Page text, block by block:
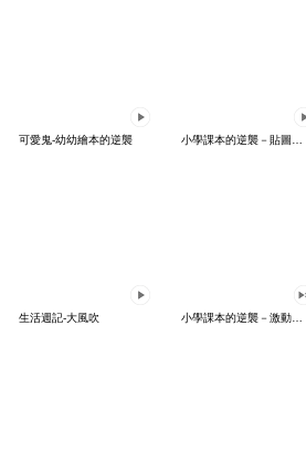
可愛鬼-幼幼繪本的逆襲
生活週記-大風吹 小學課本的逆襲－激動的孩子們